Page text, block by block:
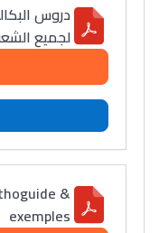
دروس
لجميع
&
exemples